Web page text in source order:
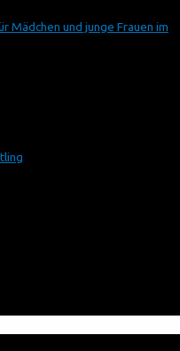
Mädchen und junge Frauen im